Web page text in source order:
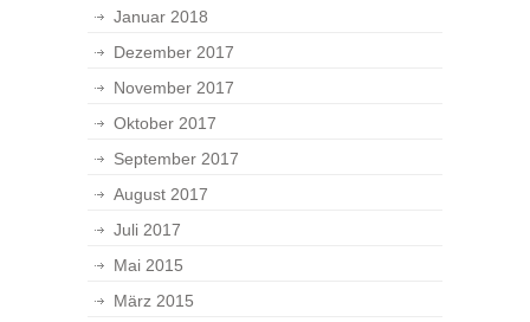
Januar 2018
Dezember 2017
November 2017
Oktober 2017
September 2017
August 2017
Juli 2017
Mai 2015
März 2015